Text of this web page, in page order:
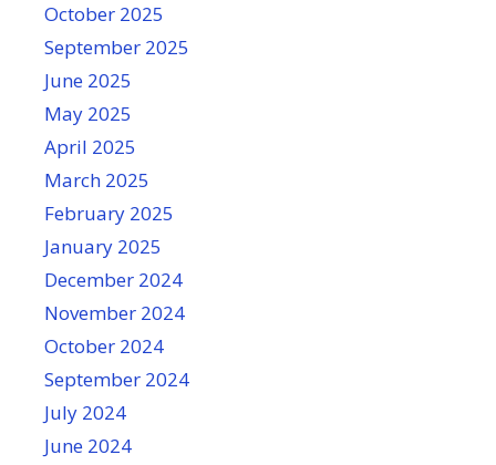
October 2025
September 2025
June 2025
May 2025
April 2025
March 2025
February 2025
January 2025
December 2024
November 2024
October 2024
September 2024
July 2024
June 2024